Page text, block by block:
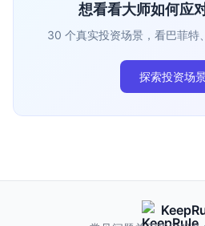
想看看大师如何应
30 个真实投资场景，看巴菲特
探索投资场